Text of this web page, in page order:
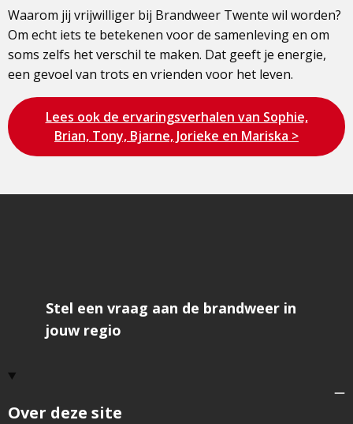
Waarom jij vrijwilliger bij Brandweer Twente wil worden?
Om echt iets te betekenen voor de samenleving en om
soms zelfs het verschil te maken. Dat geeft je energie,
een gevoel van trots en vrienden voor het leven.
Bezoek
de
pagina
Lees ook de ervaringsverhalen van Sophie,
Brian, Tony, Bjarne, Jorieke en Mariska >
Over deze site
Stel een vraag aan de brandweer in
jouw regio